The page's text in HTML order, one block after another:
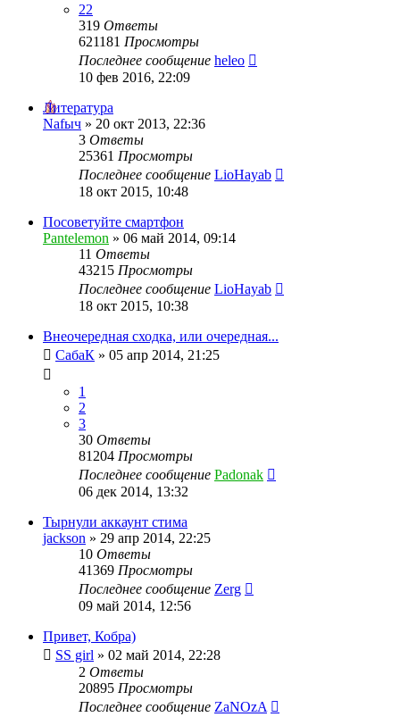
22
319 Ответы
621181 Просмотры
Последнее сообщение heleo
10 фев 2016, 22:09
Литература
Nafыч » 20 окт 2013, 22:36
3 Ответы
25361 Просмотры
Последнее сообщение LioHayab
18 окт 2015, 10:48
Посоветуйте смартфон
Pantelemon » 06 май 2014, 09:14
11 Ответы
43215 Просмотры
Последнее сообщение LioHayab
18 окт 2015, 10:38
Внеочередная сходка, или очередная...
СабаК » 05 апр 2014, 21:25
1
2
3
30 Ответы
81204 Просмотры
Последнее сообщение Padonak
06 дек 2014, 13:32
Тырнули аккаунт стима
jackson » 29 апр 2014, 22:25
10 Ответы
41369 Просмотры
Последнее сообщение Zerg
09 май 2014, 12:56
Привет, Кобра)
SS girl » 02 май 2014, 22:28
2 Ответы
20895 Просмотры
Последнее сообщение ZaNOzA